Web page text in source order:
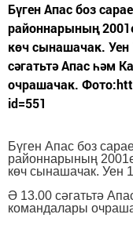
Бүген Апас боз
районнарының
көч сынашачак. Уен
сәгатьтә Апас һәм
очрашачак.
id=551
Бүген Апас боз
районнарының
көч сынашачак. Уен
Ә 13.00 сәгатьтә
командалары